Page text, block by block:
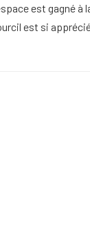
est gagné à
est si